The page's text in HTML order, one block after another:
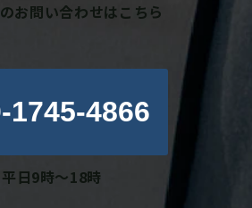
お問い合わせはこちら
1745-4866
平日9時～18時